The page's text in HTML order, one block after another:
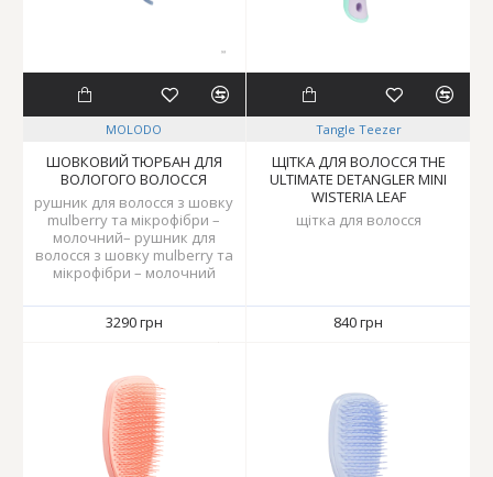
MOLODO
ШОВКОВИЙ ТЮРБАН ДЛЯ
ВОЛОГОГО ВОЛОССЯ
рушник для волосся з шовку
mulberry та мікрофібри –
молочний– рушник для
волосся з шовку mulberry та
мікрофібри – молочний
3290 грн
Tangle Teezer
ЩІТКА ДЛЯ ВОЛОССЯ THE
ULTIMATE DETANGLER MINI
WISTERIA LEAF
щітка для волосся
840 грн